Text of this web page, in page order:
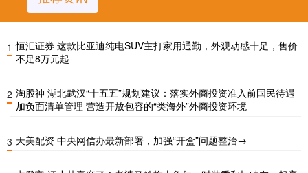
1 恒汇证券 这款比亚迪纯电SUV主打家用通勤，外观动感十足，售价
不足8万元起
2 淘股神 湖北武汉“十五五”规划建议：落实外商投资准入前国民待遇
加负面清单管理 营造开放包容的“类海外”外商投资环境
3 天美配资 中央网信办最新部署，加强“开盒”问题整治→